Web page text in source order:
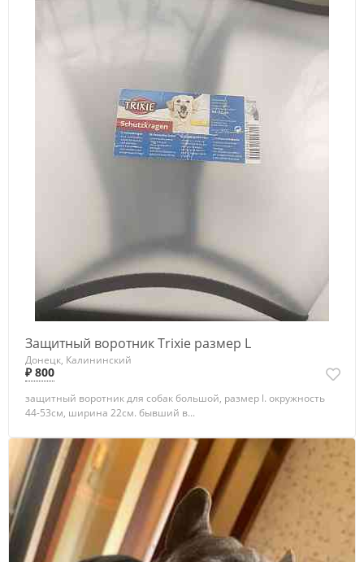
Защитный воротник Trixie размер L
Донецк, Калининский
₽ 800
защитный воротник для собак большой, размер l. окружность
44-53см, ширина 22см. бывший в...